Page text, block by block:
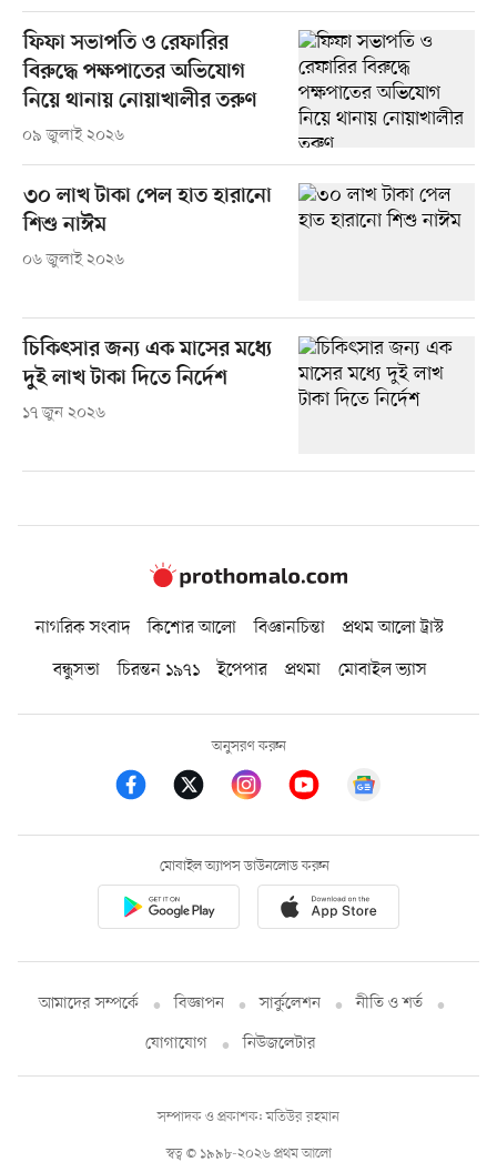
ফিফা সভাপতি ও রেফারির
বিরুদ্ধে পক্ষপাতের অভিযোগ
নিয়ে থানায় নোয়াখালীর তরুণ
০৯ জুলাই ২০২৬
৩০ লাখ টাকা পেল হাত হারানো
শিশু নাঈম
০৬ জুলাই ২০২৬
চিকিৎসার জন্য এক মাসের মধ্যে
দুই লাখ টাকা দিতে নির্দেশ
১৭ জুন ২০২৬
নাগরিক সংবাদ কিশোর আলো বিজ্ঞানচিন্তা
প্রথম আলো ট্রাস্ট
বন্ধুসভা
চিরন্তন ১৯৭১ ইপেপার প্রথমা মোবাইল ভ্যাস
অনুসরণ করুন
মোবাইল অ্যাপস ডাউনলোড করুন
আমাদের সম্পর্কে বিজ্ঞাপন সার্কুলেশন
নীতি ও শর্ত
যোগাযোগ
নিউজলেটার
স্বত্ব © ১৯৯৮-২০২৬ প্রথম আলো
সম্পাদক ও প্রকাশক: মতিউর রহমান